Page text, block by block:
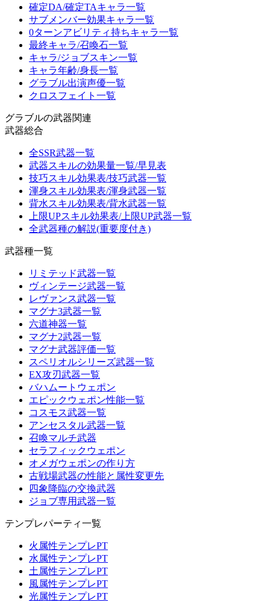
確定DA/確定TAキャラ一覧
サブメンバー効果キャラ一覧
0ターンアビリティ持ちキャラ一覧
最終キャラ/召喚石一覧
キャラ/ジョブスキン一覧
キャラ年齢/身長一覧
グラブル出演声優一覧
クロスフェイト一覧
グラブルの武器関連
武器総合
全SSR武器一覧
武器スキルの効果量一覧/早見表
技巧スキル効果表/技巧武器一覧
渾身スキル効果表/渾身武器一覧
背水スキル効果表/背水武器一覧
上限UPスキル効果表/上限UP武器一覧
全武器種の解説(重要度付き)
武器種一覧
リミテッド武器一覧
ヴィンテージ武器一覧
レヴァンス武器一覧
マグナ3武器一覧
六道神器一覧
マグナ2武器一覧
マグナ武器評価一覧
スペリオルシリーズ武器一覧
EX攻刃武器一覧
バハムートウェポン
エピックウェポン性能一覧
コスモス武器一覧
アンセスタル武器一覧
召喚マルチ武器
セラフィックウェポン
オメガウェポンの作り方
古戦場武器の性能と属性変更先
四象降臨の交換武器
ジョブ専用武器一覧
テンプレパーティ一覧
火属性テンプレPT
水属性テンプレPT
土属性テンプレPT
風属性テンプレPT
光属性テンプレPT